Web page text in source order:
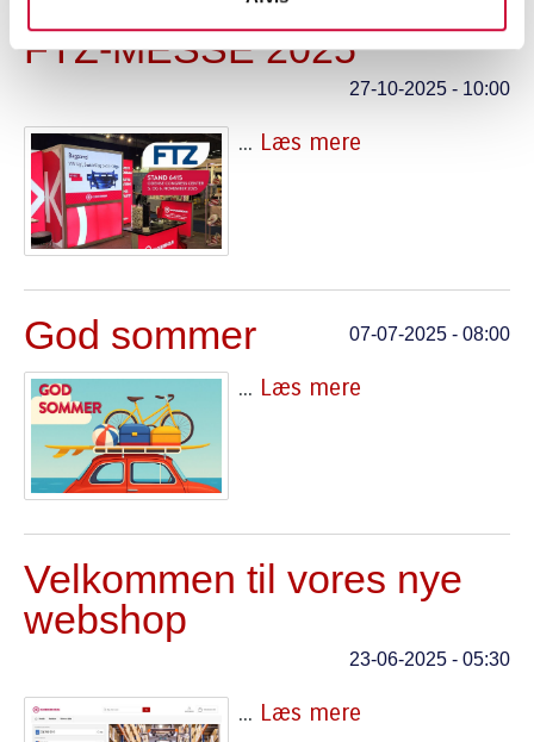
FTZ-MESSE 2025
27-10-2025 - 10:00
... Læs mere
God sommer 07-07-2025 - 08:00
... Læs mere
Velkommen til vores nye
webshop
23-06-2025 - 05:30
... Læs mere